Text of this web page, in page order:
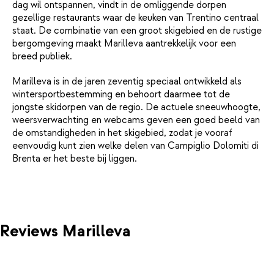
dag wil ontspannen, vindt in de omliggende dorpen
gezellige restaurants waar de keuken van Trentino centraal
staat. De combinatie van een groot skigebied en de rustige
bergomgeving maakt Marilleva aantrekkelijk voor een
breed publiek.
Marilleva is in de jaren zeventig speciaal ontwikkeld als
wintersportbestemming en behoort daarmee tot de
jongste skidorpen van de regio. De actuele sneeuwhoogte,
weersverwachting en webcams geven een goed beeld van
de omstandigheden in het skigebied, zodat je vooraf
eenvoudig kunt zien welke delen van Campiglio Dolomiti di
Brenta er het beste bij liggen.
Reviews Marilleva